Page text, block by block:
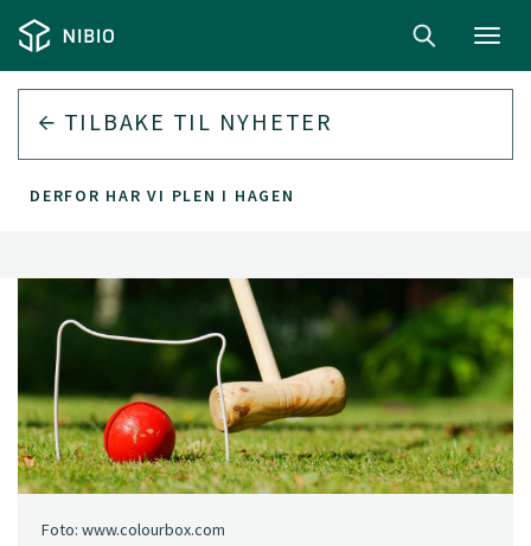
TILBAKE TIL NYHETER
DERFOR HAR VI PLEN I HAGEN
Foto: www.colourbox.com